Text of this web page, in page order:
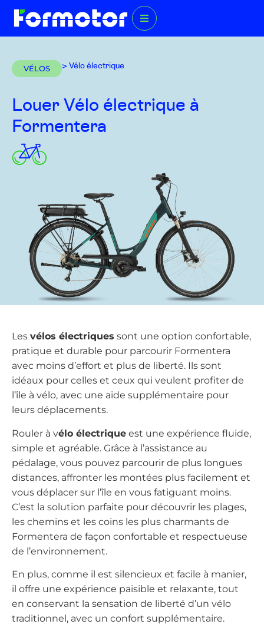
VÉLOS > Vélo électrique
Louer Vélo électrique à
Formentera
Les vélos électriques sont une option confortable,
pratique et durable pour parcourir Formentera
avec moins d’effort et plus de liberté. Ils sont
idéaux pour celles et ceux qui veulent profiter de
l’île à vélo, avec une aide supplémentaire pour
leurs déplacements.
Rouler à vélo électrique est une expérience fluide,
simple et agréable. Grâce à l’assistance au
pédalage, vous pouvez parcourir de plus longues
distances, affronter les montées plus facilement et
vous déplacer sur l’île en vous fatiguant moins.
C’est la solution parfaite pour découvrir les plages,
les chemins et les coins les plus charmants de
Formentera de façon confortable et respectueuse
de l’environnement.
En plus, comme il est silencieux et facile à manier,
il offre une expérience paisible et relaxante, tout
en conservant la sensation de liberté d’un vélo
traditionnel, avec un confort supplémentaire.